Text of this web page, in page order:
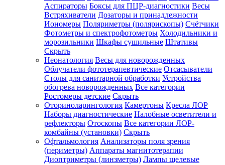
одном
месте
Личный
менеджер
Отслеживание
статуса
заказа
Аспираторы Боксы для ПЦР-диагностики Весы
Встряхиватели Дозаторы и принадлежности
Иономеры Поляриметры (полярископы) Счётчики
Фотометры и спектрофотометры Холодильники и
морозильники Шкафы сушильные Штативы
Скрыть
Неонатология Весы для новорожденных
Облучатели фототерапевтические Отсасыватели
Столы для санитарной обработки Устройства
обогрева новорожденных Все категории
Ростомеры детские Скрыть
Оториноларингология Камертоны Кресла ЛОР
Наборы диагностические Налобные осветители и
рефлекторы Отоскопы Все категории ЛОР-
комбайны (установки) Скрыть
Офтальмология Анализаторы поля зрения
(периметры) Аппараты магнитотерапии
Диоптриметры (линзметры) Лампы щелевые